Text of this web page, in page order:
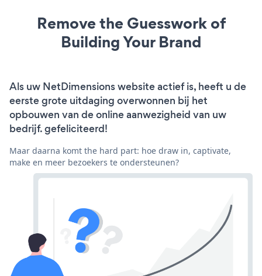
Remove the Guesswork of
Building Your Brand
Als uw NetDimensions website actief is, heeft u de
eerste grote uitdaging overwonnen bij het
opbouwen van de online aanwezigheid van uw
bedrijf. gefeliciteerd!
Maar daarna komt the hard part: hoe draw in, captivate,
make en meer bezoekers te ondersteunen?